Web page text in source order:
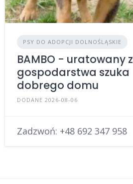
PSY DO ADOPCJI DOLNOŚLĄSKIE
BAMBO - uratowany z
gospodarstwa szuka
dobrego domu
DODANE 2026-08-06
Zadzwoń: +48 692 347 958